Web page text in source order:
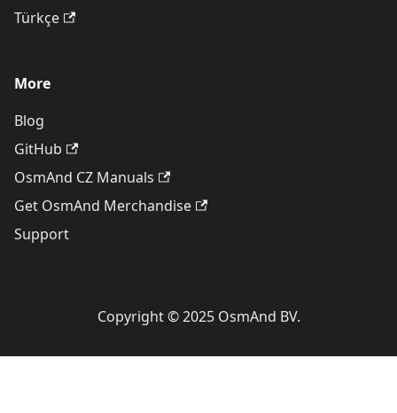
Türkçe
More
Blog
GitHub
OsmAnd CZ Manuals
Get OsmAnd Merchandise
Support
Copyright © 2025 OsmAnd BV.